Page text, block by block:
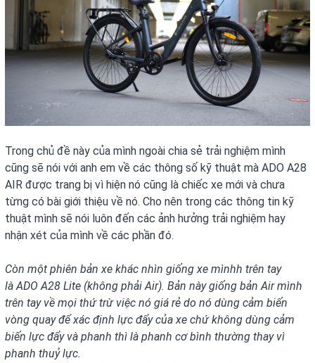
Trong chủ đề này của mình ngoài chia sẻ trải nghiệm mình
cũng sẽ nói với anh em về các thông số kỹ thuật mà ADO A28
AIR được trang bị vì hiện nó cũng là chiếc xe mới và chưa
từng có bài giới thiệu về nó. Cho nên trong các thông tin kỹ
thuật mình sẽ nói luôn đến các ảnh hưởng trải nghiệm hay
nhận xét của mình về các phần đó.
Còn một phiên bản xe khác nhìn giống xe mìnhh trên tay
làADO A28 Lite (không phải Air). Bản này giống bản Air mình
trên tay về mọi thứ trừ việc nó giá rẻ do nó dùng cảm biến
vòng quay để xác định lực đẩy của xe chứ không dùng cảm
biến lực đẩy và phanh thì là phanh cơ bình thường thay vì
phanh thuỷ lực.